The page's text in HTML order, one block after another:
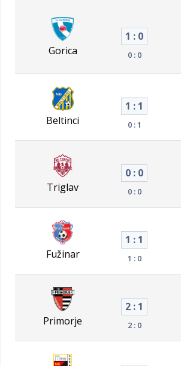
Gorica
1 : 0
0 : 0
Beltinci
1 : 1
0 : 1
Triglav
0 : 0
0 : 0
Fužinar
1 : 1
1 : 0
Primorje
2 : 1
2 : 0